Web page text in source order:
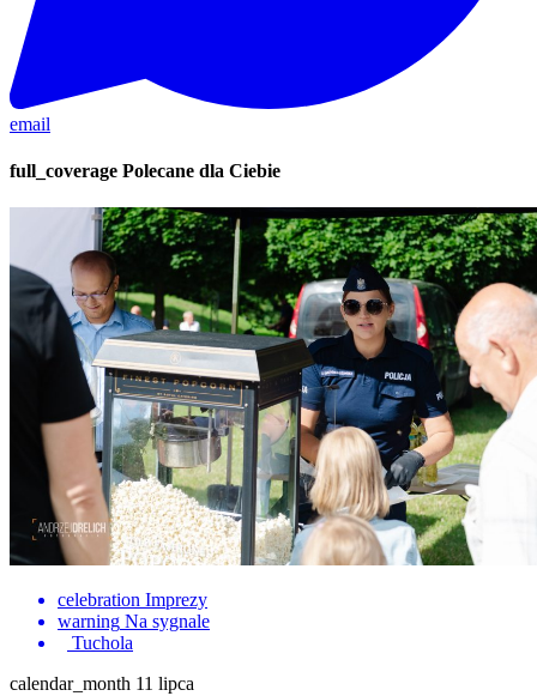
email
full_coverage Polecane dla Ciebie
celebration Imprezy
warning Na sygnale
Tuchola
calendar_month 11 lipca